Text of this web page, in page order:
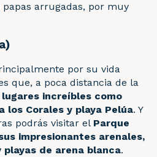
arrugadas, por muy
por su vida
que, a poca distancia de la
lugares increíbles como
los Corales y playa Pelúa. Y
podrás visitar el Parque
impresionantes arenales,
de arena blanca.